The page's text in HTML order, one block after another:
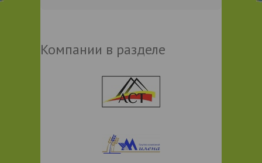
Компании в разделе